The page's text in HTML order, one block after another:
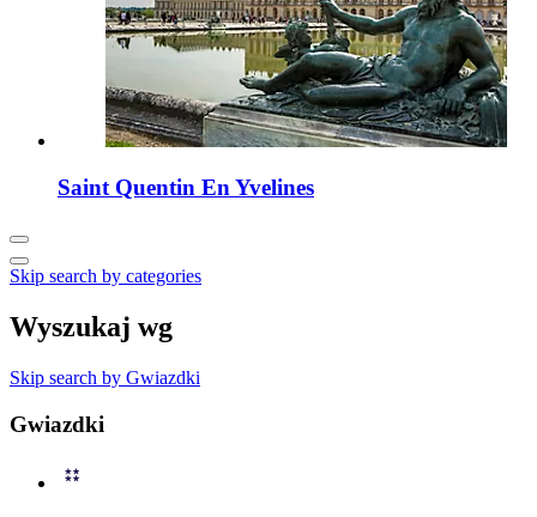
Saint Quentin En Yvelines
Skip search by categories
Wyszukaj wg
Skip search by Gwiazdki
Gwiazdki